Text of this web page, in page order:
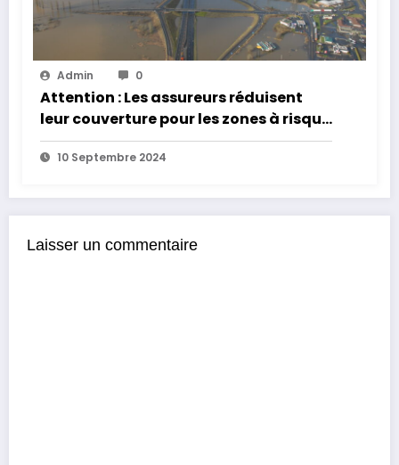
Admin 0
Attention : Les assureurs réduisent
leur couverture pour les zones à risque
d’inondation
10 Septembre 2024
Laisser un commentaire